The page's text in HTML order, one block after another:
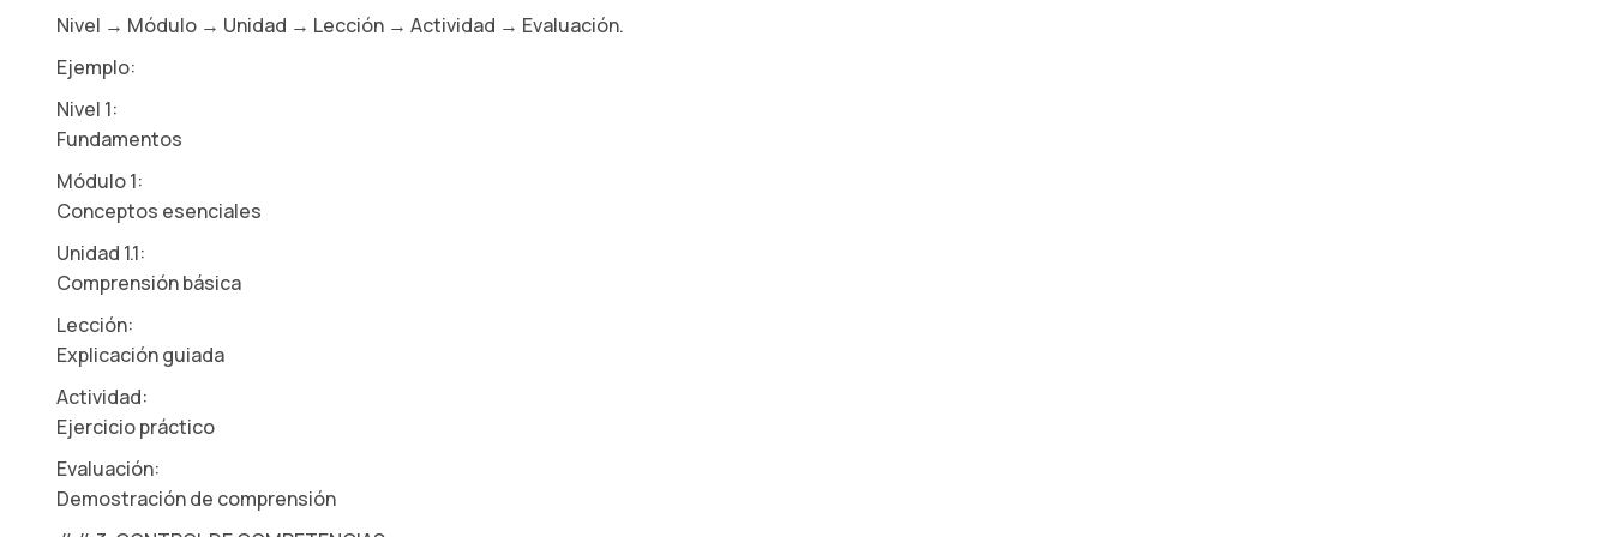
Nivel → Módulo → Unidad → Lección → Actividad → Evaluación.
Ejemplo:
Nivel 1:
Fundamentos
Módulo 1:
Conceptos esenciales
Unidad 1.1:
Comprensión básica
Lección:
Explicación guiada
Actividad:
Ejercicio práctico
Evaluación:
Demostración de comprensión